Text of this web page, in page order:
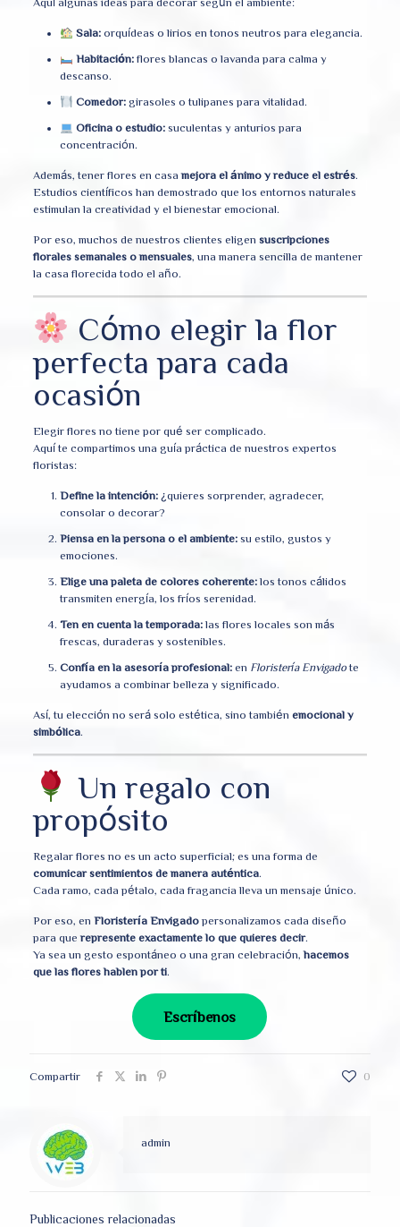
Aquí algunas ideas para decorar según el ambiente:
Sala:orquídeas o lirios en tonos neutros para elegancia.
Habitación:flores blancas o lavanda para calma y
descanso.
Comedor:girasoles o tulipanes para vitalidad.
Oficina o estudio:suculentas y anturios para
concentración.
Además, tener flores en casamejora el ánimo y reduce el estrés.
Estudios científicos han demostrado que los entornos naturales
estimulan la creatividad y el bienestar emocional.
Por eso, muchos de nuestros clientes eligen suscripciones
florales semanales o mensuales, una manera sencilla de mantener
la casa florecida todo el año.
Cómo elegir la flor
perfecta para cada
ocasión
Elegir flores no tiene por qué ser complicado.
Aquí te compartimos una guía práctica de nuestros expertos
floristas:
Define la intención:¿quieres sorprender, agradecer,
consolar o decorar?
Piensa en la persona o el ambiente:su estilo, gustos y
emociones.
Elige una paleta de colores coherente:los tonos cálidos
transmiten energía, los fríos serenidad.
Ten en cuenta la temporada:las flores locales son más
frescas, duraderas y sostenibles.
Confía en la asesoría profesional:en Floristería Envigadote
ayudamos a combinar belleza y significado.
Así, tu elección no será solo estética, sino también emocional y
simbólica.
Un regalo con
propósito
Regalar flores no es un acto superficial; es una forma de
comunicar sentimientos de manera auténtica.
Cada ramo, cada pétalo, cada fragancia lleva un mensaje único.
Por eso, en Floristería Envigadopersonalizamos cada diseño
para querepresente exactamente lo que quieres decir.
Ya sea un gesto espontáneo o una gran celebración,hacemos
que las flores hablen por ti.
Escríbenos
Compartir 0
admin
Publicaciones relacionadas